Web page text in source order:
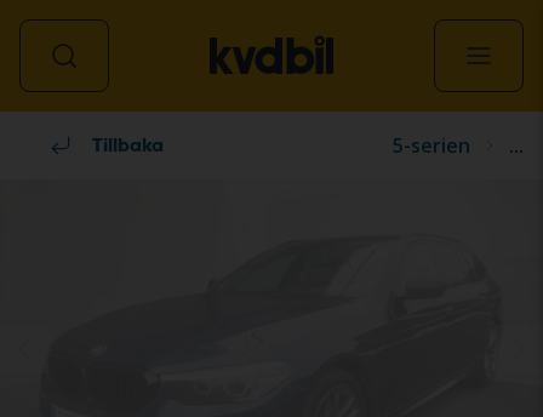
Alla fordon
Tillbaka 5-serien ...